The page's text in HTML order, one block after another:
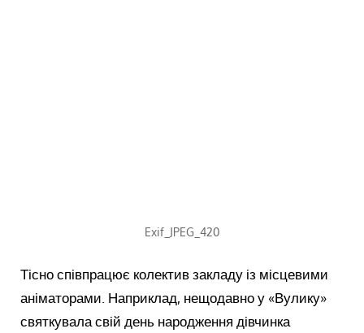
Exif_JPEG_420
Тісно співпрацює колектив закладу із місцевими
аніматорами. Наприклад, нещодавно у «Вулику»
святкувала свій день народження дівчинка